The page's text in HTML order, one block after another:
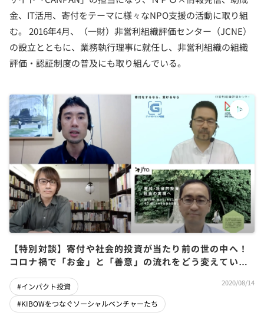
金、IT活用、寄付をテーマに様々なNPO支援の活動に取り組
む。 2016年4月、（一財）非営利組織評価センター（JCNE）
の設立とともに、業務執行理事に就任し、非営利組織の組織
評価・認証制度の普及にも取り組んでいる。
【特別対談】寄付や社会的投資が当たり前の世の中へ！
コロナ禍で「お金」と「善意」の流れをどう変えていく
べきか〜鵜尾雅隆×桂大介×山田泰久×山中礼二
#インパクト投資
#KIBOWをつなぐソーシャルベンチャーたち
2020/08/14